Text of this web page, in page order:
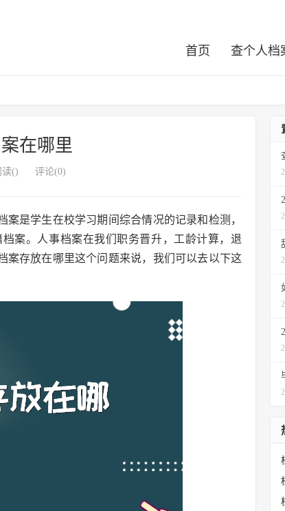
首页 查个人档
在哪里
读() 评论(0)
是学生在校学习期间综合情况的记录和检测，
案。人事档案在我们职务晋升，工龄计算，退
案存放在哪里这个问题来说，我们可以去以下这